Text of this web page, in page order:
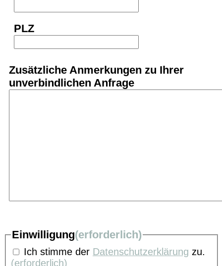
PLZ
Zusätzliche Anmerkungen zu Ihrer
unverbindlichen Anfrage
Einwilligung(erforderlich)
Ich stimme der Datenschutzerklärung zu.
(erforderlich)